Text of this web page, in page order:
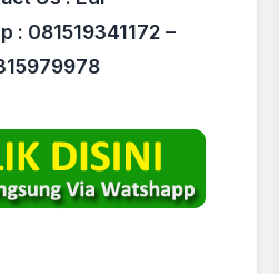
: 081519341172 –